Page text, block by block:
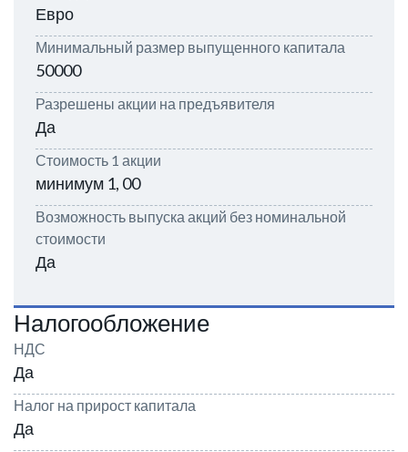
Евро
Минимальный размер выпущенного капитала
50000
Разрешены акции на предъявителя
Да
Стоимость 1 акции
минимум 1, 00
Возможность выпуска акций без номинальной
стоимости
Да
Налогообложение
НДС
Да
Налог на прирост капитала
Да